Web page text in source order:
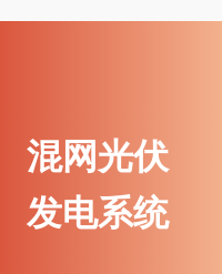
混网光伏
发电系统